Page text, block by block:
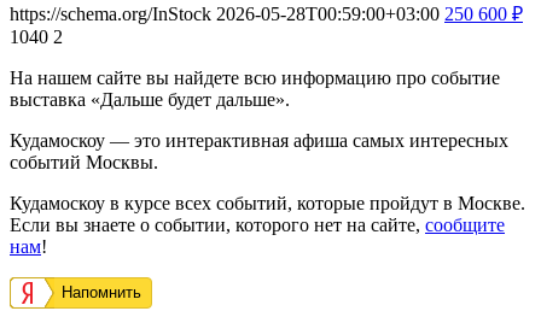
https://schema.org/InStock 2026-05-28T00:59:00+03:00 250 600 ₽
1040 2
На нашем сайте вы найдете всю информацию про событие
выставка «Дальше будет дальше».
Кудамоскоу — это интерактивная афиша самых интересных
событий Москвы.
Кудамоскоу в курсе всех событий, которые пройдут в Москве.
Если вы знаете о событии, которого нет на сайте, сообщите
нам!
Напомнить